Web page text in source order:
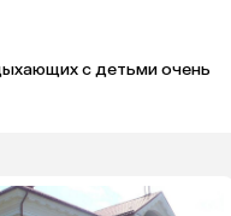
с детьми очень